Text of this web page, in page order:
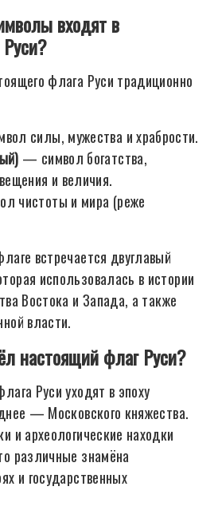
входят в
флага Руси традиционно
силы, мужества и храбрости.
— символ богатства,
и величия.
чистоты и мира (реже
встречается двуглавый
использовалась в истории
Востока и Запада, а также
власти.
настоящий флаг Руси?
Руси уходят в эпоху
— Московского княжества.
и археологические находки
различные знамёна
и государственных